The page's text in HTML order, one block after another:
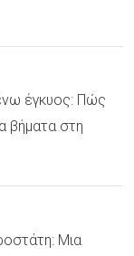
έγκυος: Πώς
βήματα στη
Μια